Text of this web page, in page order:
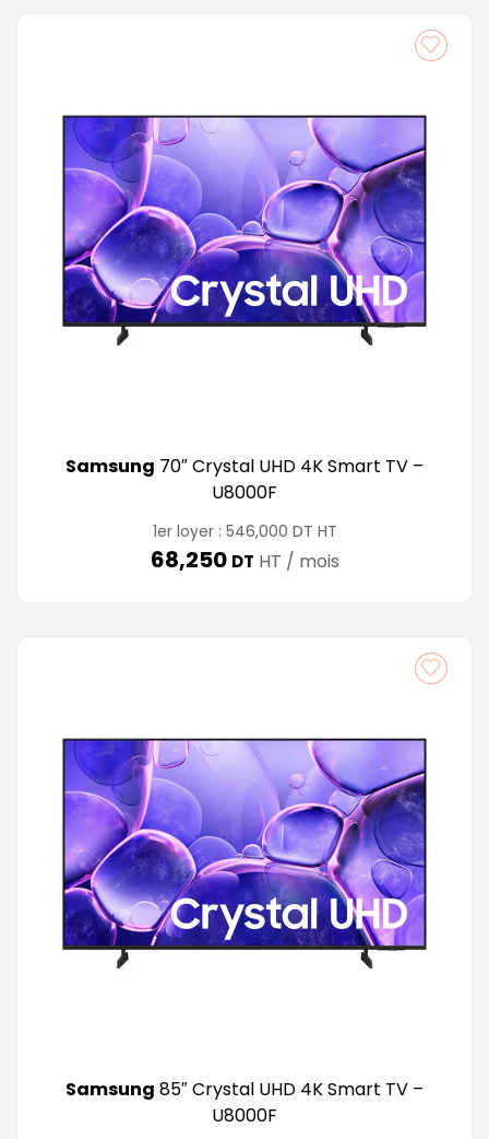
Samsung 70″ Crystal UHD 4K Smart TV –
U8000F
1er loyer : 546,000 DT HT
68,250 DT HT / mois
Samsung 85″ Crystal UHD 4K Smart TV –
U8000F